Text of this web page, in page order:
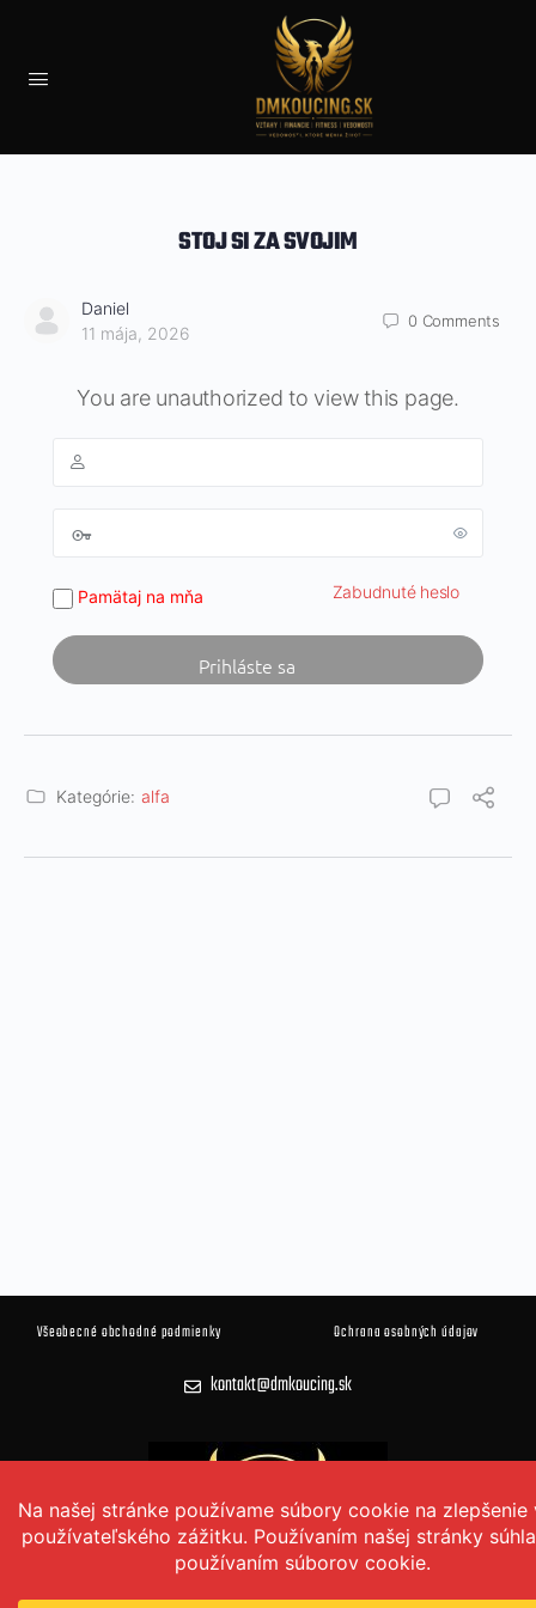
STOJ SI ZA SVOJIM
Daniel
11 mája, 2026
0 Comments
You are unauthorized to view this page.
Pamätaj na mňa Zabudnuté heslo
Kategórie: alfa
Všeobecné obchodné podmienky Ochrana osobných údajov
kontakt@dmkoucing.sk